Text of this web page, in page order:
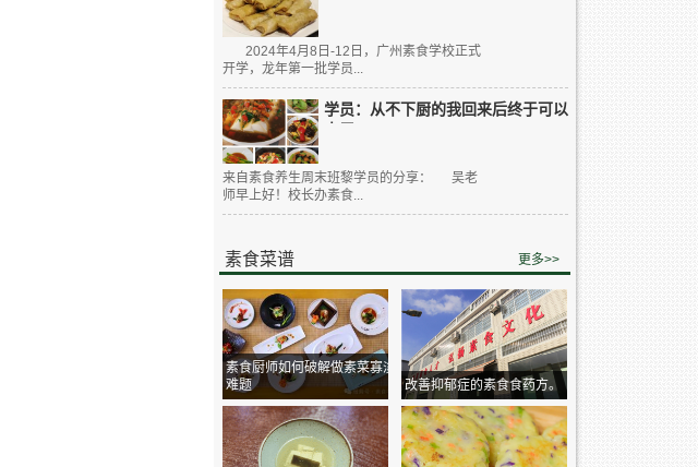
食...
2024年4月8日-12日，广州素食学校正式
开学，龙年第一批学员...
学员：从不下厨的我回来后终于可以
来自素食养生周末班黎学员的分享： 吴老
师早上好！校长办素食...
素食菜谱 更多>>
素食厨师如何破解做素菜寡淡
难题
改善抑郁症的素食食药方。